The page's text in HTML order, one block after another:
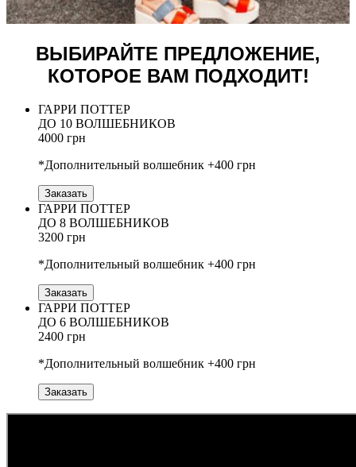
ВЫБИРАЙТЕ ПРЕДЛОЖЕНИЕ,
КОТОРОЕ ВАМ ПОДХОДИТ!
ГАРРИ ПОТТЕР
ДО 10 ВОЛШЕБНИКОВ
4000 грн
*Дополнительный волшебник +400 грн
Заказать
ГАРРИ ПОТТЕР
ДО 8 ВОЛШЕБНИКОВ
3200 грн
*Дополнительный волшебник +400 грн
Заказать
ГАРРИ ПОТТЕР
ДО 6 ВОЛШЕБНИКОВ
2400 грн
*Дополнительный волшебник +400 грн
Заказать